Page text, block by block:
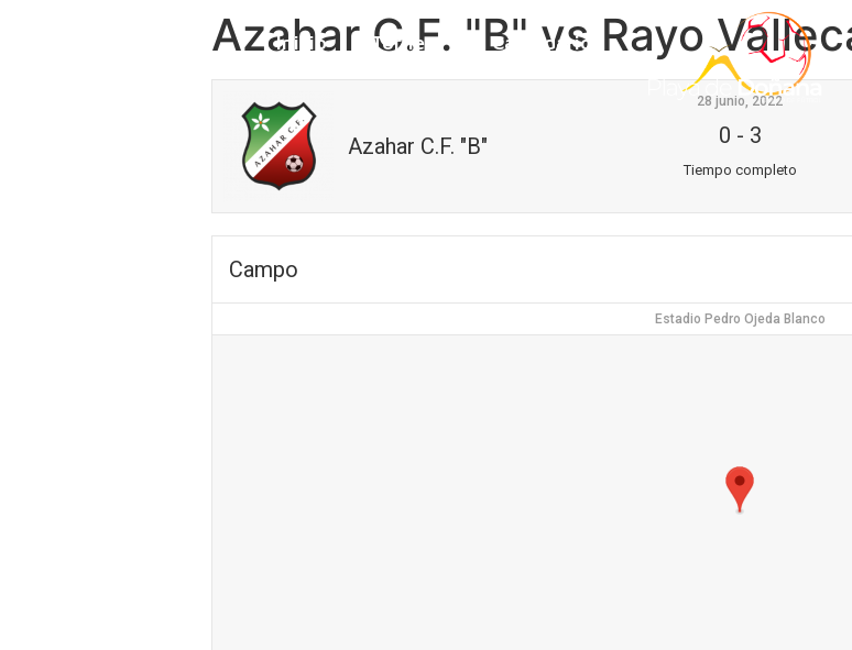
Inicio Torneo Calendario
Azahar C.F. "B" vs Rayo
Azahar C.F. "B"
28 junio, 2022
0 - 3
Tiempo completo
Campo
Estadio Pedro Ojeda Blanco